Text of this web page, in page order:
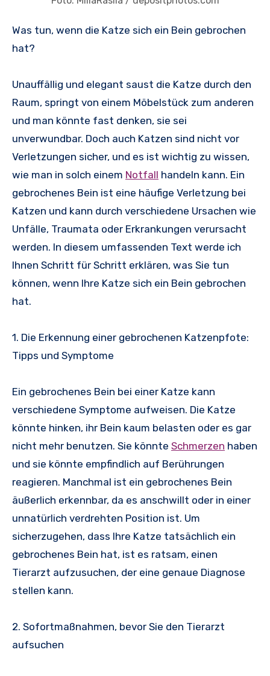
Was tun, wenn die Katze sich ein Bein gebrochen
hat?
Unauffällig und elegant saust die Katze durch den
Raum, springt von einem Möbelstück zum anderen
und man könnte fast denken, sie sei
unverwundbar. Doch auch Katzen sind nicht vor
Verletzungen sicher, und es ist wichtig zu wissen,
wie man in solch einem Notfall handeln kann. Ein
gebrochenes Bein ist eine häufige Verletzung bei
Katzen und kann durch verschiedene Ursachen wie
Unfälle, Traumata oder Erkrankungen verursacht
werden. In diesem umfassenden Text werde ich
Ihnen Schritt für Schritt erklären, was Sie tun
können, wenn Ihre Katze sich ein Bein gebrochen
hat.
1. Die Erkennung einer gebrochenen Katzenpfote:
Tipps und Symptome
Ein gebrochenes Bein bei einer Katze kann
verschiedene Symptome aufweisen. Die Katze
könnte hinken, ihr Bein kaum belasten oder es gar
nicht mehr benutzen. Sie könnte Schmerzen haben
und sie könnte empfindlich auf Berührungen
reagieren. Manchmal ist ein gebrochenes Bein
äußerlich erkennbar, da es anschwillt oder in einer
unnatürlich verdrehten Position ist. Um
sicherzugehen, dass Ihre Katze tatsächlich ein
gebrochenes Bein hat, ist es ratsam, einen
Tierarzt aufzusuchen, der eine genaue Diagnose
stellen kann.
2. Sofortmaßnahmen, bevor Sie den Tierarzt
aufsuchen